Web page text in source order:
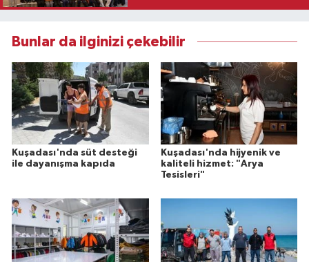
Bunlar da ilginizi çekebilir
Kuşadası'nda süt desteği
ile dayanışma kapıda
Kuşadası'nda hijyenik ve
kaliteli hizmet: "Arya
Tesisleri"